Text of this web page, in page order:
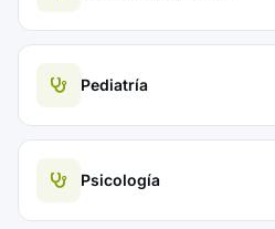
Pediatría
Psicología